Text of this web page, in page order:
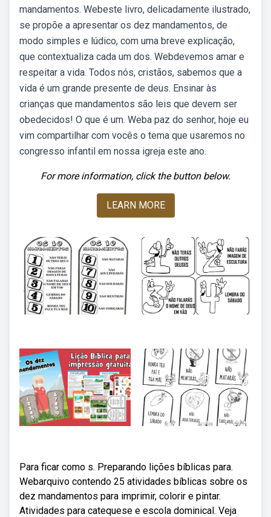
mandamentos. Webeste livro, delicadamente ilustrado,
se propõe a apresentar os dez mandamentos, de
modo simples e lúdico, com uma breve explicação,
que contextualiza cada um dos. Webdevemos amar e
respeitar a vida. Todos nós, cristãos, sabemos que a
vida é um grande presente de deus. Ensinar às
crianças que mandamentos são leis que devem ser
obedecidos! O que é um. Weba paz do senhor, hoje eu
vim compartilhar com vocês o tema que usaremos no
congresso infantil em nossa igreja este ano.
For more information, click the button below.
LEARN MORE
Para ficar como s. Preparando lições bíblicas para.
Webarquivo contendo 25 atividades bíblicas sobre os
dez mandamentos para imprimir, colorir e pintar.
Atividades para catequese e escola dominical. Veja